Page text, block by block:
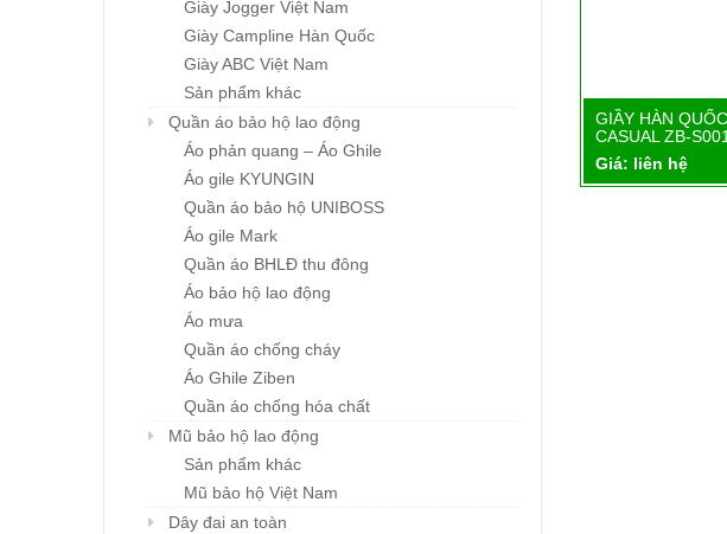
Giày Jogger Việt Nam
Giày Campline Hàn Quốc
Giày ABC Việt Nam
Sản phẩm khác
Quần áo bảo hộ lao động
Áo phản quang – Áo Ghile
Áo gile KYUNGIN
Quần áo bảo hộ UNIBOSS
Áo gile Mark
Quần áo BHLĐ thu đông
Áo bảo hộ lao động
Áo mưa
Quần áo chống cháy
Áo Ghile Ziben
Quần áo chống hóa chất
Mũ bảo hộ lao động
Sản phẩm khác
Mũ bảo hộ Việt Nam
Dây đai an toàn
Chi tiết
Khẩu trang đa năng
Karnik
Giá: liên hệ
Giá: liên hệ
Chi
GIẦY HÀN QUỐC
CASUAL ZB-S001
Giá: liên hệ